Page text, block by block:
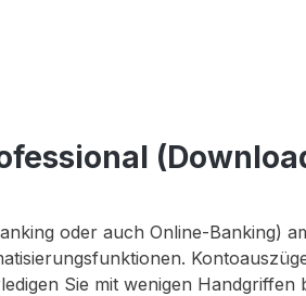
oder auch Online-Banking)
Sie mit wenigen Handgriffen